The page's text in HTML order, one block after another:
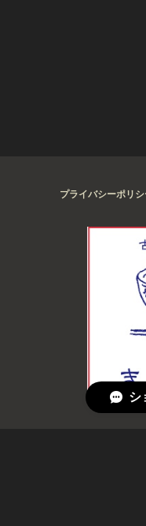
プライバシーポリ
シ